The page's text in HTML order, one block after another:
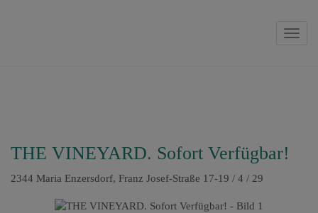
THE VINEYARD. Sofort Verfügbar!
2344 Maria Enzersdorf, Franz Josef-Straße 17-19 / 4 / 29